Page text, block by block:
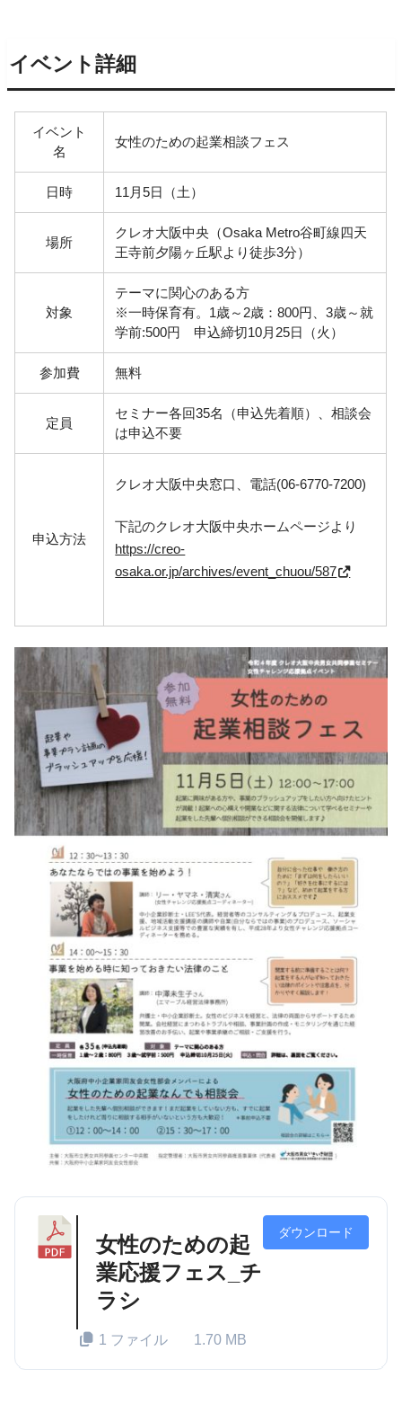
イベント詳細
イベント
名
女性のための起業相談フェス
日時 11月5日（土）
場所
クレオ大阪中央（Osaka Metro谷町線四天
王寺前夕陽ヶ丘駅より徒歩3分）
対象
テーマに関心のある方
※一時保育有。1歳～2歳：800円、3歳～就
学前:500円 申込締切10月25日（火）
参加費 無料
定員
セミナー各回35名（申込先着順）、相談会
は申込不要
申込方法
クレオ大阪中央窓口、電話(06-6770-7200)
下記のクレオ大阪中央ホームページより
https://creo-
osaka.or.jp/archives/event_chuou/587
女性のための起
業応援フェス_チ
ラシ
1 ファイル 1.70 MB
ダウンロード